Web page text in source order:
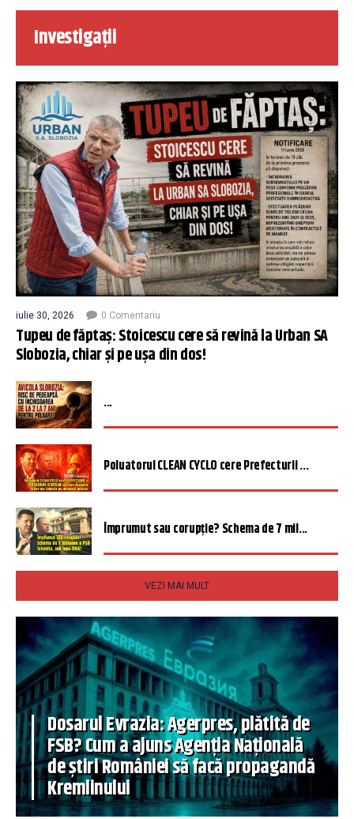
Investigații
iulie 30, 2026 0 Comentariu
Tupeu de făptaș: Stoicescu cere să revină la Urban SA
Slobozia, chiar și pe ușa din dos!
...
Poluatorul CLEAN CYCLO cere Prefecturii ...
Împrumut sau corupție? Schema de 7 mil...
VEZI MAI MULT
Dosarul Evrazia: Agerpres, plătită de
FSB? Cum a ajuns Agenția Națională
de știri României să facă propagandă
Kremlinului